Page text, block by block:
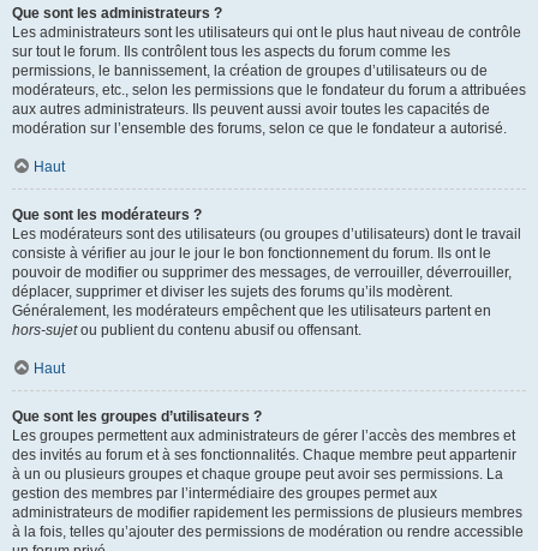
Que sont les administrateurs ?
Les administrateurs sont les utilisateurs qui ont le plus haut niveau de contrôle
sur tout le forum. Ils contrôlent tous les aspects du forum comme les
permissions, le bannissement, la création de groupes d’utilisateurs ou de
modérateurs, etc., selon les permissions que le fondateur du forum a attribuées
aux autres administrateurs. Ils peuvent aussi avoir toutes les capacités de
modération sur l’ensemble des forums, selon ce que le fondateur a autorisé.
Haut
Que sont les modérateurs ?
Les modérateurs sont des utilisateurs (ou groupes d’utilisateurs) dont le travail
consiste à vérifier au jour le jour le bon fonctionnement du forum. Ils ont le
pouvoir de modifier ou supprimer des messages, de verrouiller, déverrouiller,
déplacer, supprimer et diviser les sujets des forums qu’ils modèrent.
Généralement, les modérateurs empêchent que les utilisateurs partent en
hors-sujetou publient du contenu abusif ou offensant.
Haut
Que sont les groupes d’utilisateurs ?
Les groupes permettent aux administrateurs de gérer l’accès des membres et
des invités au forum et à ses fonctionnalités. Chaque membre peut appartenir
à un ou plusieurs groupes et chaque groupe peut avoir ses permissions. La
gestion des membres par l’intermédiaire des groupes permet aux
administrateurs de modifier rapidement les permissions de plusieurs membres
à la fois, telles qu’ajouter des permissions de modération ou rendre accessible